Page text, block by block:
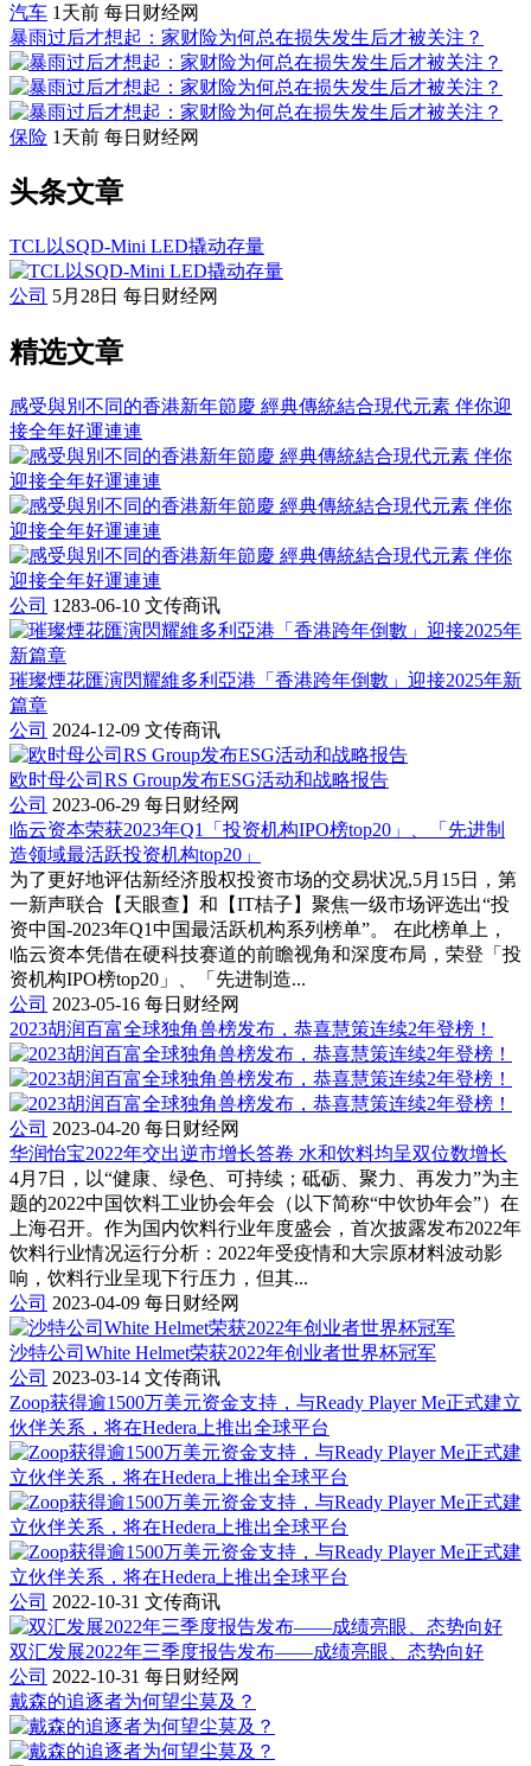
汽车 1天前 每日财经网
暴雨过后才想起：家财险为何总在损失发生后才被关注？
保险 1天前 每日财经网
头条文章
TCL以SQD-Mini LED撬动存量
公司 5月28日 每日财经网
精选文章
感受與別不同的香港新年節慶 經典傳統結合現代元素 伴你迎
接全年好運連連
公司 1283-06-10 文传商讯
璀璨煙花匯演閃耀維多利亞港「香港跨年倒數」迎接2025年新
篇章
公司 2024-12-09 文传商讯
欧时母公司RS Group发布ESG活动和战略报告
公司 2023-06-29 每日财经网
临云资本荣获2023年Q1「投资机构IPO榜top20」、「先进制
造领域最活跃投资机构top20」
为了更好地评估新经济股权投资市场的交易状况,5月15日，第
一新声联合【天眼查】和【IT桔子】聚焦一级市场评选出“投
资中国-2023年Q1中国最活跃机构系列榜单”。 在此榜单上，
临云资本凭借在硬科技赛道的前瞻视角和深度布局，荣登「投
资机构IPO榜top20」、「先进制造...
公司 2023-05-16 每日财经网
2023胡润百富全球独角兽榜发布，恭喜慧策连续2年登榜！
公司 2023-04-20 每日财经网
华润怡宝2022年交出逆市增长答卷 水和饮料均呈双位数增长
4月7日，以“健康、绿色、可持续；砥砺、聚力、再发力”为主
题的2022中国饮料工业协会年会（以下简称“中饮协年会”）在
上海召开。作为国内饮料行业年度盛会，首次披露发布2022年
饮料行业情况运行分析：2022年受疫情和大宗原材料波动影
响，饮料行业呈现下行压力，但其...
公司 2023-04-09 每日财经网
沙特公司White Helmet荣获2022年创业者世界杯冠军
公司 2023-03-14 文传商讯
Zoop获得逾1500万美元资金支持，与Ready Player Me正式建立
伙伴关系，将在Hedera上推出全球平台
公司 2022-10-31 文传商讯
双汇发展2022年三季度报告发布——成绩亮眼、态势向好
公司 2022-10-31 每日财经网
戴森的追逐者为何望尘莫及？